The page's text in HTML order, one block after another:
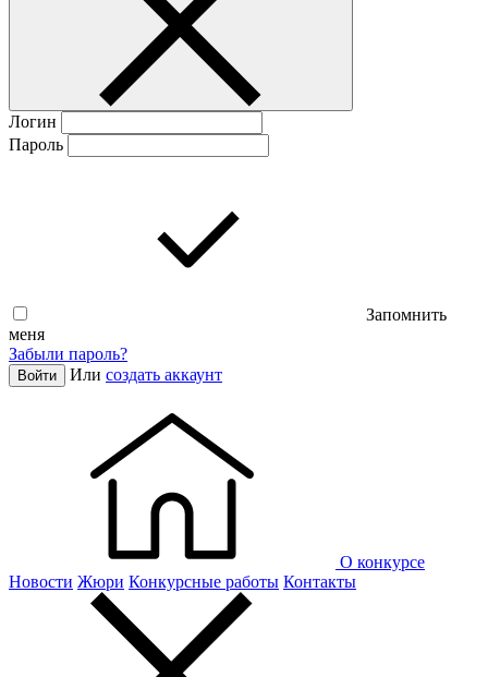
Логин
Пароль
Запомнить
меня
Забыли пароль?
Войти Или создать аккаунт
О конкурсе
Новости Жюри Конкурсные работы Контакты